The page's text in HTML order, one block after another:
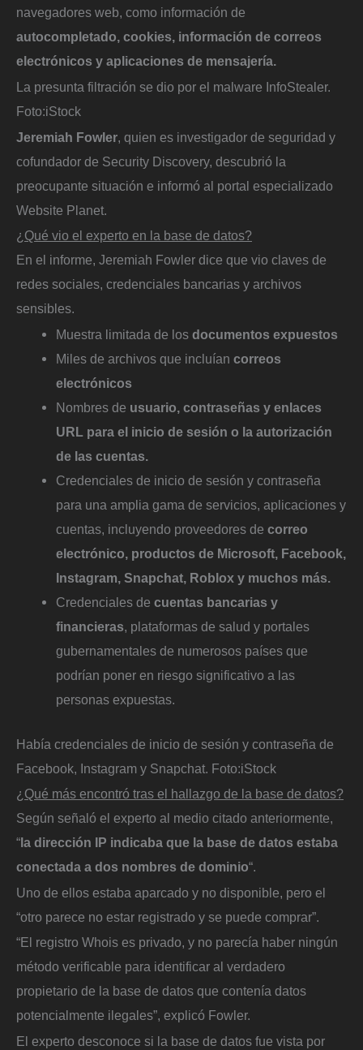
navegadores web, como información de
autocompletado, cookies, información de correos
electrónicos y aplicaciones de mensajería.
La presunta filtración se dio por el malware InfoStealer.
Foto:iStock
Jeremiah Fowler, quien es investigador de seguridad y
cofundador de Security Discovery, descubrió la
preocupante situación e informó al portal especializado
Website Planet.
¿Qué vio el experto en la base de datos?
En el informe, Jeremiah Fowler dice que vio claves de
redes sociales, credenciales bancarias y archivos
sensibles.
Muestra limitada de los documentos expuestos
Miles de archivos que incluían correos
electrónicos
Nombres de usuario, contraseñas y enlaces
URL para el inicio de sesión o la autorización
de las cuentas.
Credenciales de inicio de sesión y contraseña
para una amplia gama de servicios, aplicaciones y
cuentas, incluyendo proveedores de correo
electrónico, productos de Microsoft, Facebook,
Instagram, Snapchat, Roblox y muchos más.
Credenciales decuentas bancarias y
financieras, plataformas de salud y portales
gubernamentales de numerosos países que
podrían poner en riesgo significativo a las
personas expuestas.
Había credenciales de inicio de sesión y contraseña de
Facebook, Instagram y Snapchat. Foto:iStock
¿Qué más encontró tras el hallazgo de la base de datos?
Según señaló el experto al medio citado anteriormente,
“la dirección IP indicaba que la base de datos estaba
conectada a dos nombres de dominio“.
Uno de ellos estaba aparcado y no disponible, pero el
“otro parece no estar registrado y se puede comprar”.
“El registro Whois es privado, y no parecía haber ningún
método verificable para identificar al verdadero
propietario de la base de datos que contenía datos
potencialmente ilegales”, explicó Fowler.
El experto desconoce si la base de datos fue vista por